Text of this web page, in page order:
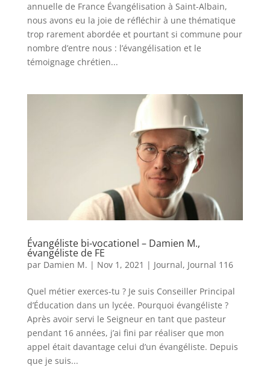
annuelle de France Évangélisation à Saint-Albain,
nous avons eu la joie de réfléchir à une thématique
trop rarement abordée et pourtant si commune pour
nombre d’entre nous : l’évangélisation et le
témoignage chrétien...
Évangéliste bi-vocationel – Damien M.,
évangéliste de FE
par Damien M. | Nov 1, 2021 | Journal, Journal 116
Quel métier exerces-tu ? Je suis Conseiller Principal
d’Éducation dans un lycée. Pourquoi évangéliste ?
Après avoir servi le Seigneur en tant que pasteur
pendant 16 années, j’ai fini par réaliser que mon
appel était davantage celui d’un évangéliste. Depuis
que je suis...